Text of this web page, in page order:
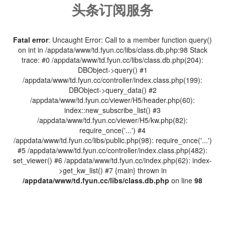
头条订阅服务
Fatal error: Uncaught Error: Call to a member function query()
on int in /appdata/www/td.fyun.cc/libs/class.db.php:98 Stack
trace: #0 /appdata/www/td.fyun.cc/libs/class.db.php(204):
DBObject->query() #1
/appdata/www/td.fyun.cc/controller/index.class.php(199):
DBObject->query_data() #2
/appdata/www/td.fyun.cc/viewer/H5/header.php(60):
index::new_subscribe_list() #3
/appdata/www/td.fyun.cc/viewer/H5/kw.php(82):
require_once('...') #4
/appdata/www/td.fyun.cc/libs/public.php(98): require_once('...')
#5 /appdata/www/td.fyun.cc/controller/index.class.php(482):
set_viewer() #6 /appdata/www/td.fyun.cc/index.php(62): index-
>get_kw_list() #7 {main} thrown in
/appdata/www/td.fyun.cc/libs/class.db.php on line 98